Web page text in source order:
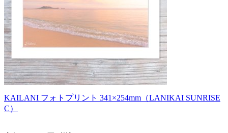
KAILANI フォトプリント 341×254mm（LANIKAI SUNRISE
C）